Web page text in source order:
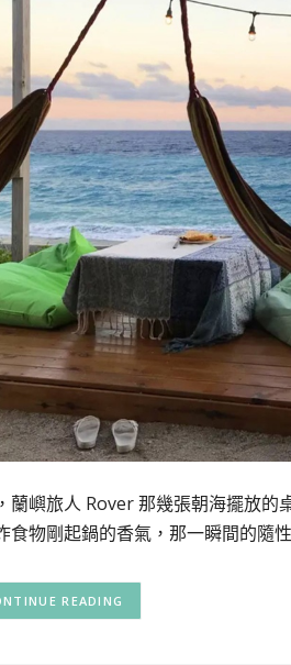
蘭嶼旅人 Rover 那幾張朝海擺放
食物剛起鍋的香氣，那一瞬間的隨
READING